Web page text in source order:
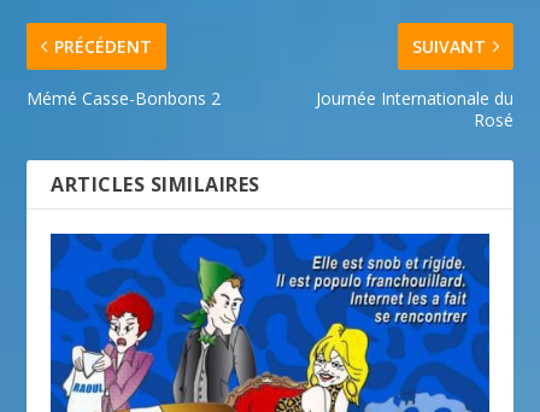
PRÉCÉDENT
Mémé Casse-Bonbons 2
SUIVANT
Journée Internationale du
Rosé
ARTICLES SIMILAIRES